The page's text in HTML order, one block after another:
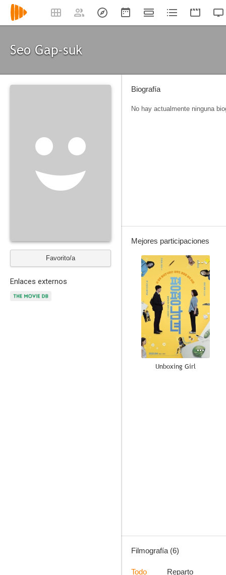
Seo Gap-suk
Favorito/a
Enlaces externos
Biografía
No hay actualmente ninguna
Mejores participaciones
--
Unboxing Girl
Filmografía (6)
Todo Reparto